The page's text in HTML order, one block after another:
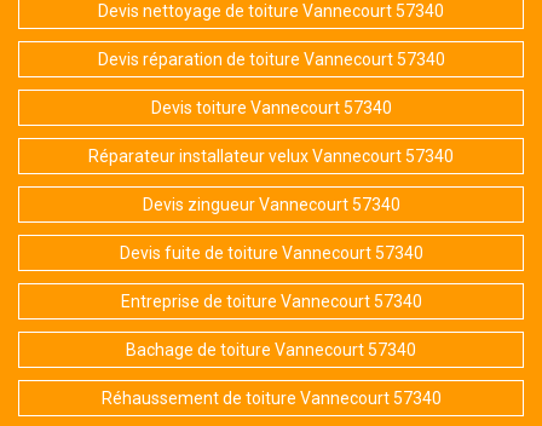
Devis nettoyage de toiture Vannecourt 57340
Devis réparation de toiture Vannecourt 57340
Devis toiture Vannecourt 57340
Réparateur installateur velux Vannecourt 57340
Devis zingueur Vannecourt 57340
Devis fuite de toiture Vannecourt 57340
Entreprise de toiture Vannecourt 57340
Bachage de toiture Vannecourt 57340
Réhaussement de toiture Vannecourt 57340